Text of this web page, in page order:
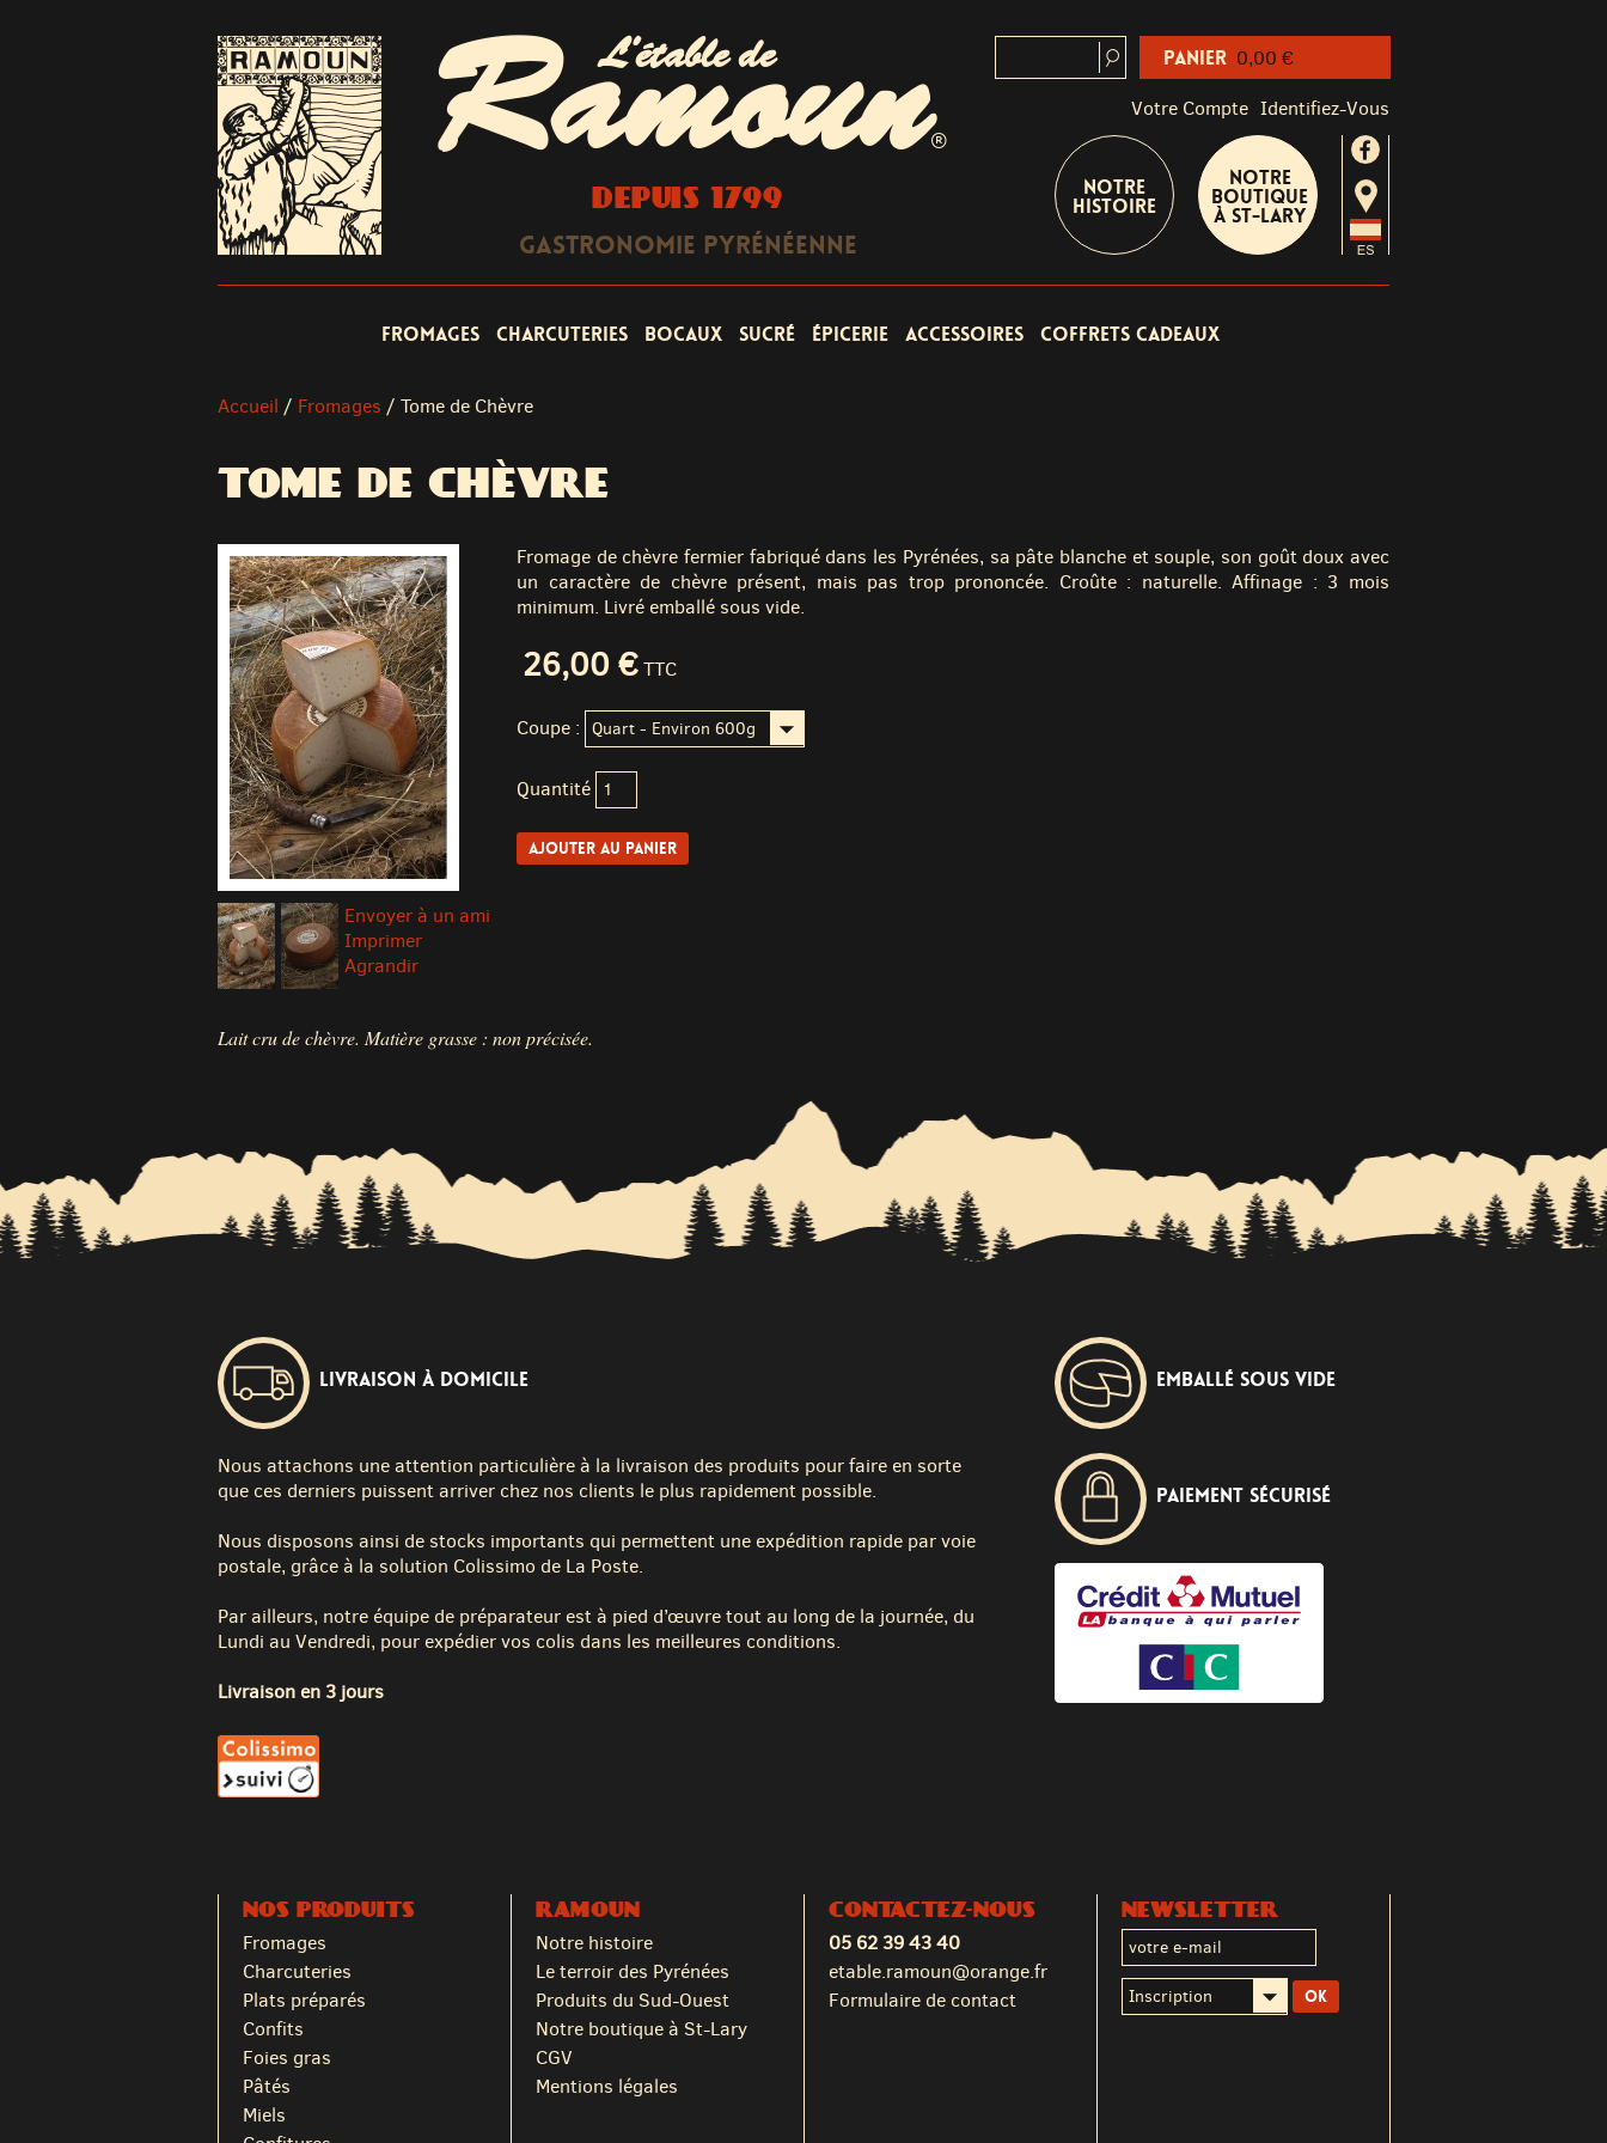
L'étable de
Ramoun®
DEPUIS 1799
Gastronomie Pyrénéenne
Votre Compte Identifiez-Vous
Notre
Histoire
Notre
boutique
à St-Lary
Fromages Charcuteries Bocaux Sucré Épicerie Accessoires Coffrets cadeaux
Accueil / Fromages / Tome de Chèvre
TOME DE CHÈVRE
Envoyer à un ami
Imprimer
Agrandir
Fromage de chèvre fermier fabriqué dans les Pyrénées, sa pâte blanche et souple, son goût doux avec
un caractère de chèvre présent, mais pas trop prononcée. Croûte : naturelle. Affinage : 3 mois
minimum. Livré emballé sous vide.
26,00 €TTC
Coupe :
Quantité
Lait cru de chèvre. Matière grasse : non précisée.
Livraison à domicile
Nous attachons une attention particulière à la livraison des produits pour faire en sorte
que ces derniers puissent arriver chez nos clients le plus rapidement possible.
Nous disposons ainsi de stocks importants qui permettent une expédition rapide par voie
postale, grâce à la solution Colissimo de La Poste.
Par ailleurs, notre équipe de préparateur est à pied d’œuvre tout au long de la journée, du
Lundi au Vendredi, pour expédier vos colis dans les meilleures conditions.
Livraison en 3 jours
Emballé sous vide
Paiement sécurisé
NOS PRODUITS
Fromages
Charcuteries
Plats préparés
Confits
Foies gras
Pâtés
Miels
RAMOUN
Notre histoire
Le terroir des Pyrénées
Produits du Sud-Ouest
Notre boutique à St-Lary
CGV
Mentions légales
CONTACTEZ-NOUS
05 62 39 43 40
etable.ramoun@orange.fr
Formulaire de contact
NEWSLETTER
Panier 0,00 €